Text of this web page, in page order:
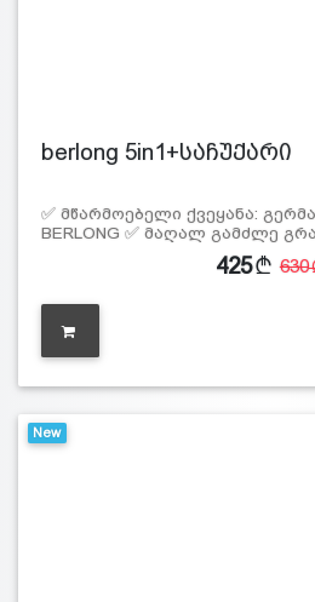
berlong 5in1+საჩუქარი
✅ მწარმოებელი ქვეყანა:
BERLONG ✅ მაღალ გამძლე
425 630
New